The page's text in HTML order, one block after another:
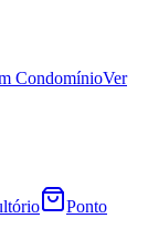
CondomínioVer
Ponto